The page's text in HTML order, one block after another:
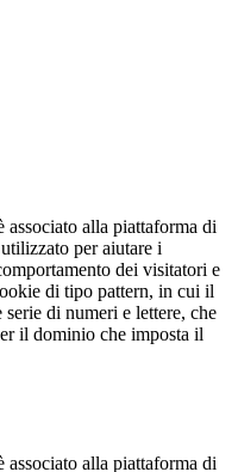
associato alla piattaforma di
per aiutare i
dei visitatori e
di tipo pattern, in cui il
di numeri e lettere, che
il dominio che imposta il
associato alla piattaforma di